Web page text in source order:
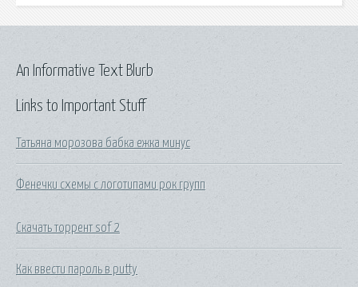
Links to Important Stuff
Татьяна морозова бабка ежка минус
Фенечки схемы с логотипами рок групп
Скачать торрент sof 2
Как ввести пароль в putty
An Informative Text Blurb